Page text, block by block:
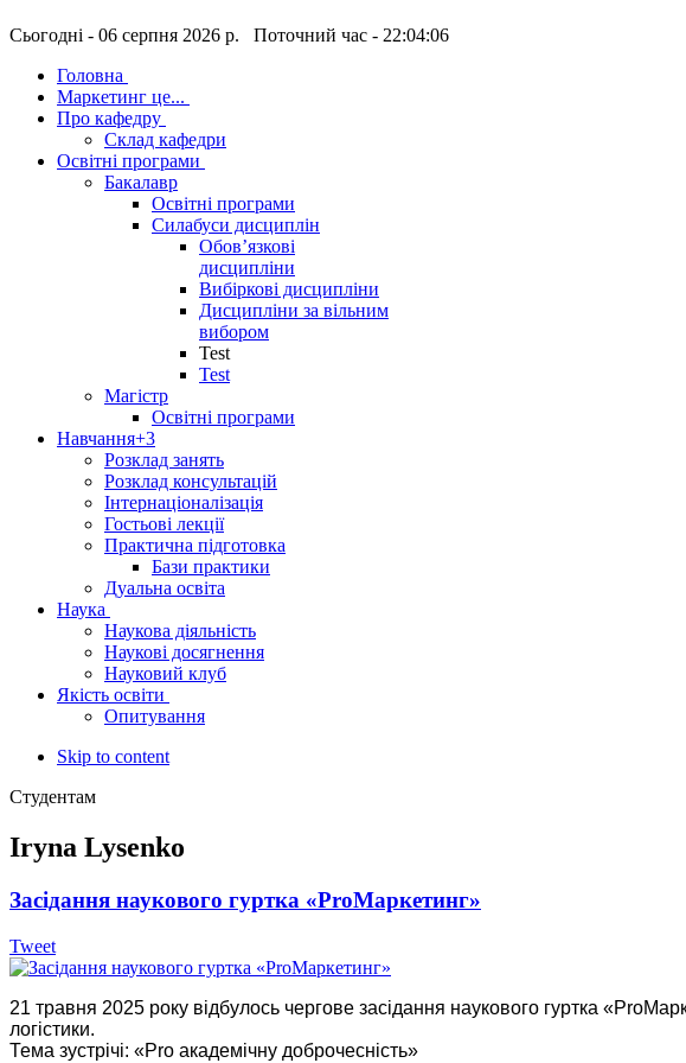
Сьогодні - 06 серпня 2026 р. Поточний час - 22:04:06
Головна
Маркетинг це...
Про кафедру
Склад кафедри
Освітні програми
Бакалавр
Освітні програми
Силабуси дисциплін
Обов’язкові
дисципліни
Вибіркові дисципліни
Дисципліни за вільним
вибором
Test
Test
Магістр
Освітні програми
Навчання+3
Розклад занять
Розклад консультацій
Інтернаціоналізація
Гостьові лекції
Практична підготовка
Бази практики
Дуальна освіта
Наука
Наукова діяльність
Наукові досягнення
Науковий клуб
Якість освіти
Опитування
Skip to content
Студентам
Iryna Lysenko
Засідання наукового гуртка «ProМаркетинг»
Tweet
21 травня 2025 року відбулось чергове засідання наукового гуртка
логістики.
Тема зустрічі: «Pro академічну доброчесність»